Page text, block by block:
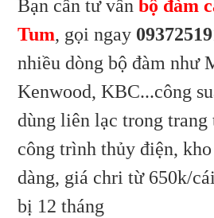
ĐC
TPKonTum-
Gía
chỉ
650k
giao
nhanh
Gía
chỉ
650k
giao
nhanh
650k
giao
nhanh
Bạn cần tư vấnbộ đàm
Tum, gọi ngay
nhiều dòng bộ đàm như
Kenwood, KBC...công
dùng liên lạc trong trang
công trình thủy điện,
dàng, giá chri từ 650k/
bị 12 tháng